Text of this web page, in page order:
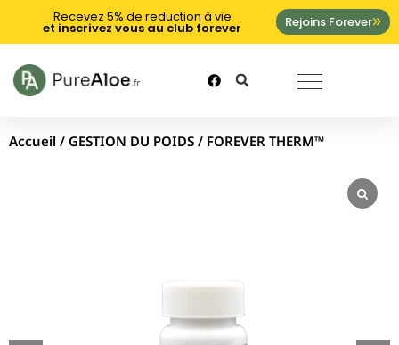
Recevez 5% de reduction à vie
et inscrivez vous au club forever Rejoins Forever
Accueil / GESTION DU POIDS / FOREVER THERM™